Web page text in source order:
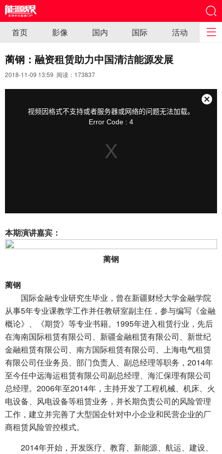
首页 影像 国内 国际 活动
蔺钢：融资租赁助力中国清洁能源发展
2018-11-09 13:59 阅读： 173837
视频因格式不支持或者服务器或网络的问题无法加载。
Error Code : 4
关
本期演讲嘉宾：
蔺钢
蔺钢
国际金融专业研究生毕业，曾在新疆财经大学金融学院
从事5年专业课教学工作并任教研室副主任，参与编写《金融
概论》、《期货》等专业书籍。1995年进入租赁行业，先后
在海南国际租赁有限公司、新疆金融租赁有限公司、新世纪
金融租赁有限公司、南方国际租赁有限公司、上海电气租赁
有限公司任业务员、部门负责人、副总经理等职务，2014年
至今任中远海运租赁有限公司副总经理、海汇保理有限公司
总经理。2006年至2014年，主持开发了工程机械、机床、火
电设备、风电设备等租赁业务，并长期负责公司的风险管理
工作，建立并完善了大型国企针对中小企业和民营企业的厂
商租赁风险管控模式。
2014年开始，开发医疗、教育、新能源、航运、建设、